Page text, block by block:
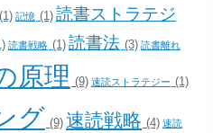
(1) 記憶 (1) 読書ストラテジ
読書戦略 (1) 読書法 (3) 読書離れ
原理 (9) 速読ストラテジー (1)
グ (9) 速読戦略 (4) 速読